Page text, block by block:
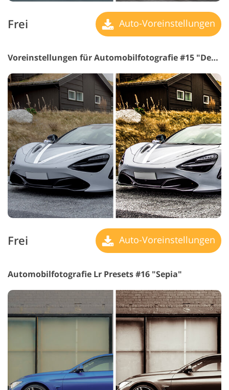
Frei Auto-Voreinstellungen
Voreinstellungen für Automobilfotografie #15 "Deep"
Frei Auto-Voreinstellungen
Automobilfotografie Lr Presets #16 "Sepia"